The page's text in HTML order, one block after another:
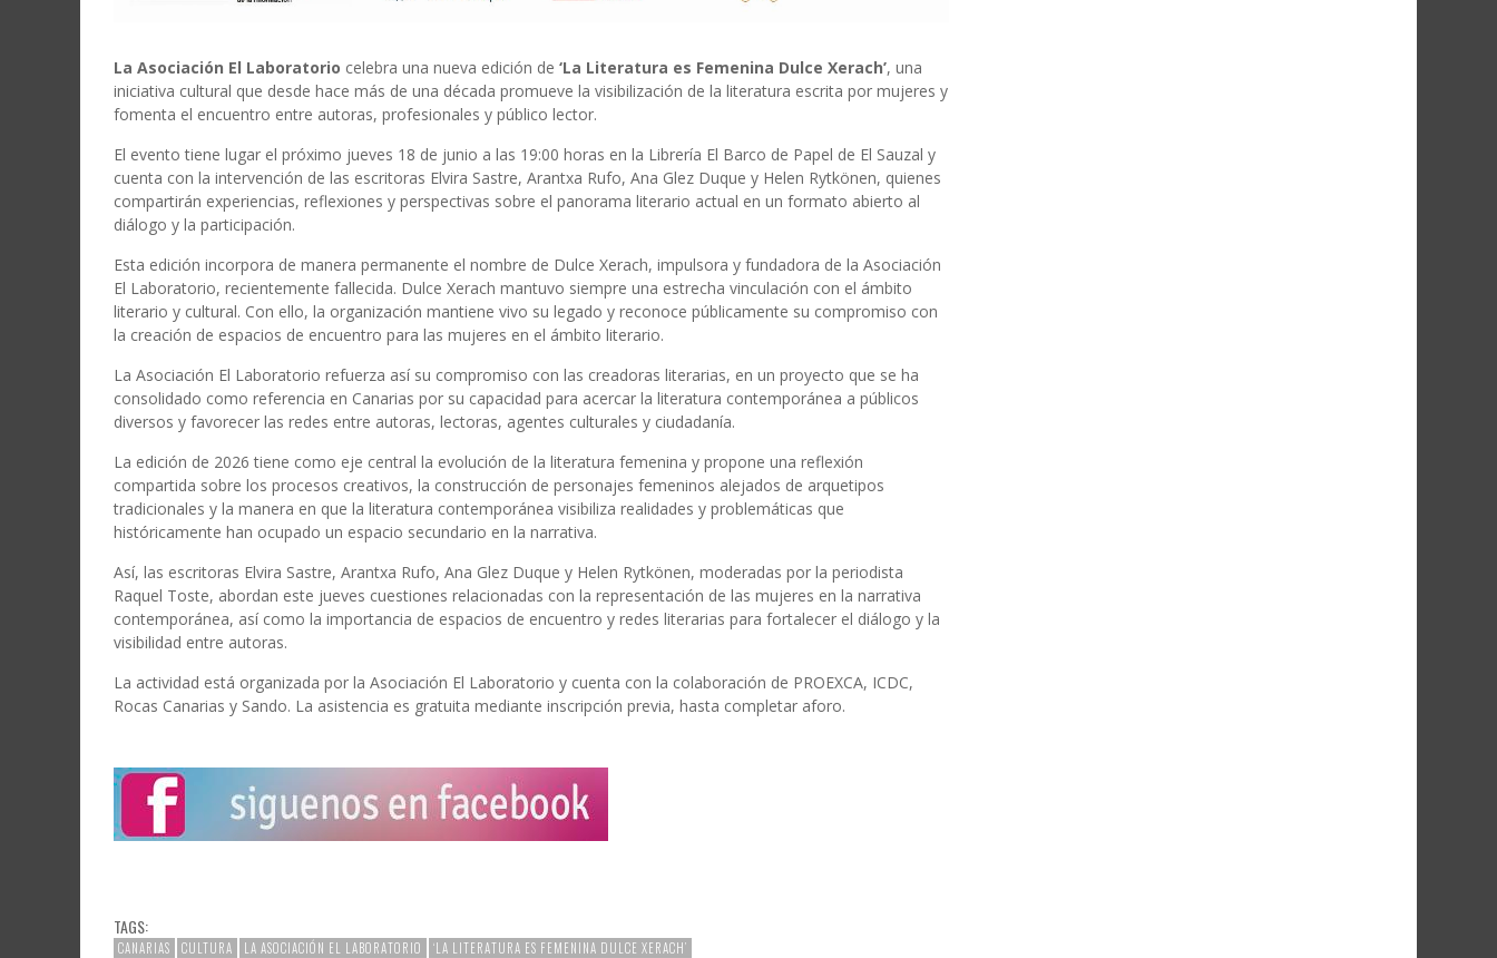
La Asociación El Laboratorio celebra una nueva edición de ‘La Literatura es Femenina Dulce Xerach’, una
iniciativa cultural que desde hace más de una década promueve la visibilización de la literatura escrita por mujeres y
fomenta el encuentro entre autoras, profesionales y público lector.
El evento tiene lugar el próximo jueves 18 de junio a las 19:00 horas en la Librería El Barco de Papel de El Sauzal y
cuenta con la intervención de las escritoras Elvira Sastre, Arantxa Rufo, Ana Glez Duque y Helen Rytkönen, quienes
compartirán experiencias, reflexiones y perspectivas sobre el panorama literario actual en un formato abierto al
diálogo y la participación.
Esta edición incorpora de manera permanente el nombre de Dulce Xerach, impulsora y fundadora de la Asociación
El Laboratorio, recientemente fallecida. Dulce Xerach mantuvo siempre una estrecha vinculación con el ámbito
literario y cultural. Con ello, la organización mantiene vivo su legado y reconoce públicamente su compromiso con
la creación de espacios de encuentro para las mujeres en el ámbito literario.
La Asociación El Laboratorio refuerza así su compromiso con las creadoras literarias, en un proyecto que se ha
consolidado como referencia en Canarias por su capacidad para acercar la literatura contemporánea a públicos
diversos y favorecer las redes entre autoras, lectoras, agentes culturales y ciudadanía.
La edición de 2026 tiene como eje central la evolución de la literatura femenina y propone una reflexión
compartida sobre los procesos creativos, la construcción de personajes femeninos alejados de arquetipos
tradicionales y la manera en que la literatura contemporánea visibiliza realidades y problemáticas que
históricamente han ocupado un espacio secundario en la narrativa.
Así, las escritoras Elvira Sastre, Arantxa Rufo, Ana Glez Duque y Helen Rytkönen, moderadas por la periodista
Raquel Toste, abordan este jueves cuestiones relacionadas con la representación de las mujeres en la narrativa
contemporánea, así como la importancia de espacios de encuentro y redes literarias para fortalecer el diálogo y la
visibilidad entre autoras.
La actividad está organizada por la Asociación El Laboratorio y cuenta con la colaboración de PROEXCA, ICDC,
Rocas Canarias y Sando. La asistencia es gratuita mediante inscripción previa, hasta completar aforo.
TAGS:
CANARIAS CULTURA LA ASOCIACIÓN EL LABORATORIO ‘LA LITERATURA ES FEMENINA DULCE XERACH’